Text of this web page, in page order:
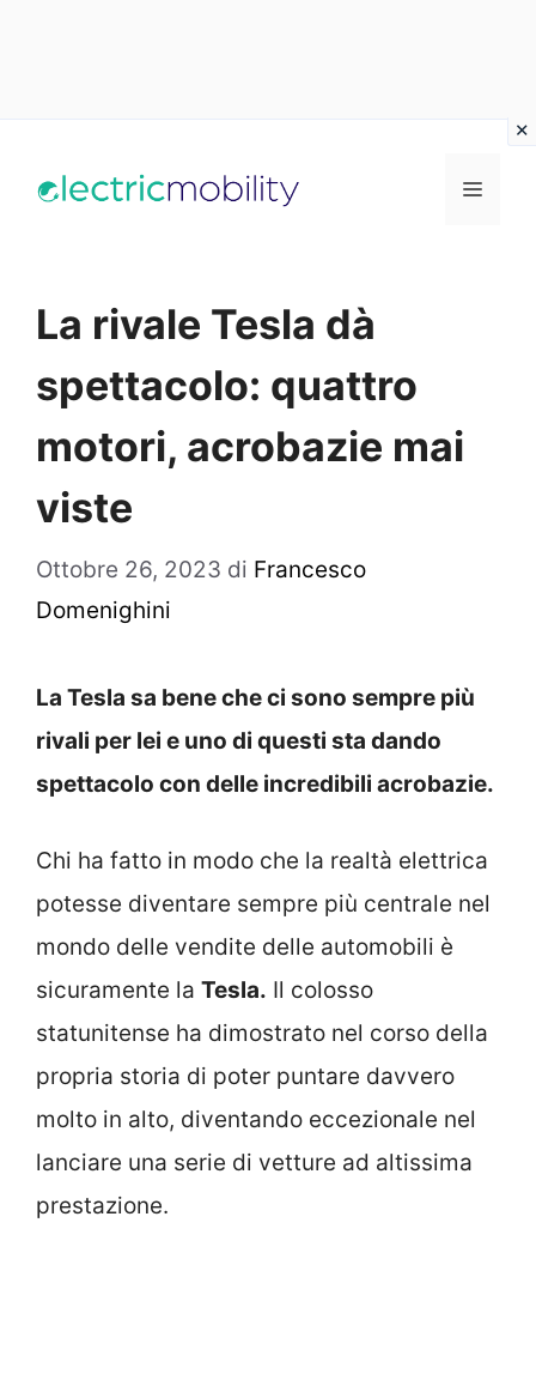
Menu
La rivale Tesla dà
spettacolo: quattro
motori, acrobazie mai
viste
Ottobre 26, 2023 di Francesco
Domenighini
La Tesla sa bene che ci sono sempre più
rivali per lei e uno di questi sta dando
spettacolo con delle incredibili acrobazie.
Chi ha fatto in modo che la realtà elettrica
potesse diventare sempre più centrale nel
mondo delle vendite delle automobili è
sicuramente la Tesla. Il colosso
statunitense ha dimostrato nel corso della
propria storia di poter puntare davvero
molto in alto, diventando eccezionale nel
lanciare una serie di vetture ad altissima
prestazione.